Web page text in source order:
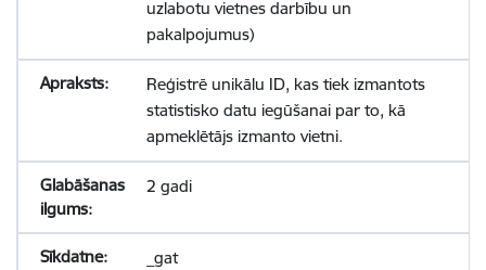
uzlabotu vietnes darbību un
pakalpojumus)
Reģistrē unikālu ID, kas tiek izmantots
statistisko datu iegūšanai par to, kā
apmeklētājs izmanto vietni.
2 gadi
_gat